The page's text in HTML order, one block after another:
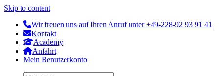
Skip to content
Wir freuen uns auf Ihren Anruf unter +49-228-92 93 91 41
Kontakt
Academy
Anfahrt
Mein Benutzerkonto